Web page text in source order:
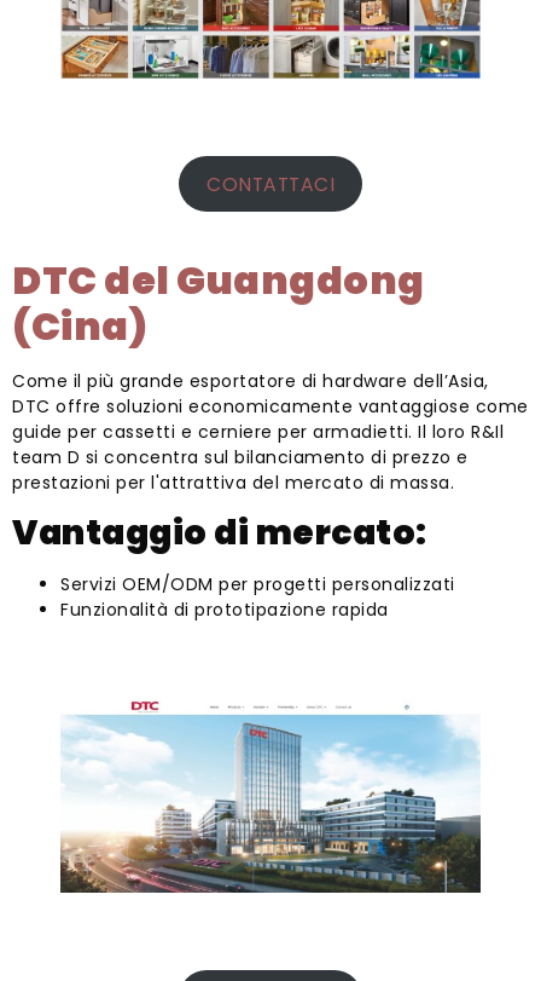
CONTATTACI
DTC del Guangdong
(Cina)
Come il più grande esportatore di hardware dell’Asia,
DTC offre soluzioni economicamente vantaggiose come
guide per cassetti e cerniere per armadietti. Il loro R&Il
team D si concentra sul bilanciamento di prezzo e
prestazioni per l'attrattiva del mercato di massa.
Vantaggio di mercato:
Servizi OEM/ODM per progetti personalizzati
Funzionalità di prototipazione rapida